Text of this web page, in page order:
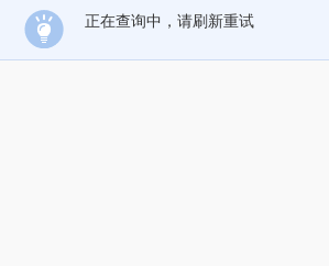
正在查询中，请刷新重试